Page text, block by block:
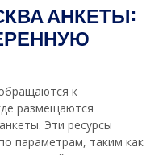
АНКЕТЫ:
к
размещаются
Эти ресурсы
параметрам, таким как